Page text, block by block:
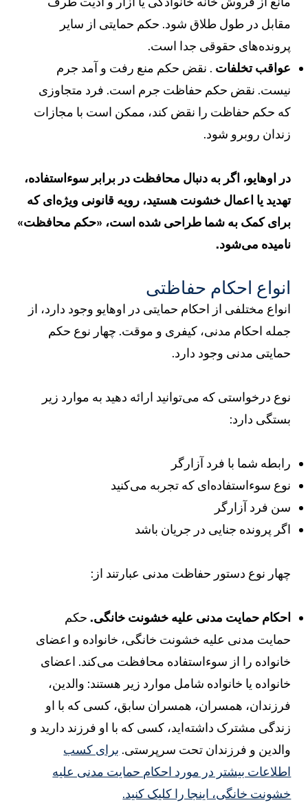
مقابل در طول طلاق شود. حکم حمایتی از سایر
پرونده‌های حقوقی جدا است.
عواقب تخلفات. نقض حکم منع رفت و آمد جرم
نیست. نقض حکم حفاظت جرم است. فرد متجاوزی
که حکم حفاظت را نقض کند، ممکن است با مجازات
زندان روبرو شود.
در اوهایو، اگر به دنبال محافظت در برابر سوءاستفاده،
تهدید یا اعمال خشونت هستید، رویه قانونی ویژه‌ای که
برای کمک به شما طراحی شده است، «حکم محافظت»
نامیده می‌شود.
انواع احکام حفاظتی
انواع مختلفی از احکام حمایتی در اوهایو وجود دارد، از
جمله احکام مدنی، کیفری و موقت. چهار نوع حکم
حمایتی مدنی وجود دارد.
نوع درخواستی که می‌توانید ارائه دهید به موارد زیر
بستگی دارد:
رابطه شما با فرد آزارگر
نوع سوءاستفاده‌ای که تجربه می‌کنید
سن فرد آزارگر
اگر پرونده جنایی در جریان باشد
چهار نوع دستور حفاظت مدنی عبارتند از:
احکام حمایت مدنی علیه خشونت خانگی.حکم
حمایت مدنی علیه خشونت خانگی، خانواده و اعضای
خانواده را از سوءاستفاده محافظت می‌کند. اعضای
خانواده یا خانواده شامل موارد زیر هستند: والدین،
فرزندان، همسران، همسران سابق، کسی که با او
زندگی مشترک داشته‌اید، کسی که با او فرزند دارید و
والدین و فرزندان تحت سرپرستی.برای کسب
اطلاعات بیشتر در مورد احکام حمایت مدنی علیه
خشونت خانگی، اینجا را کلیک کنید.